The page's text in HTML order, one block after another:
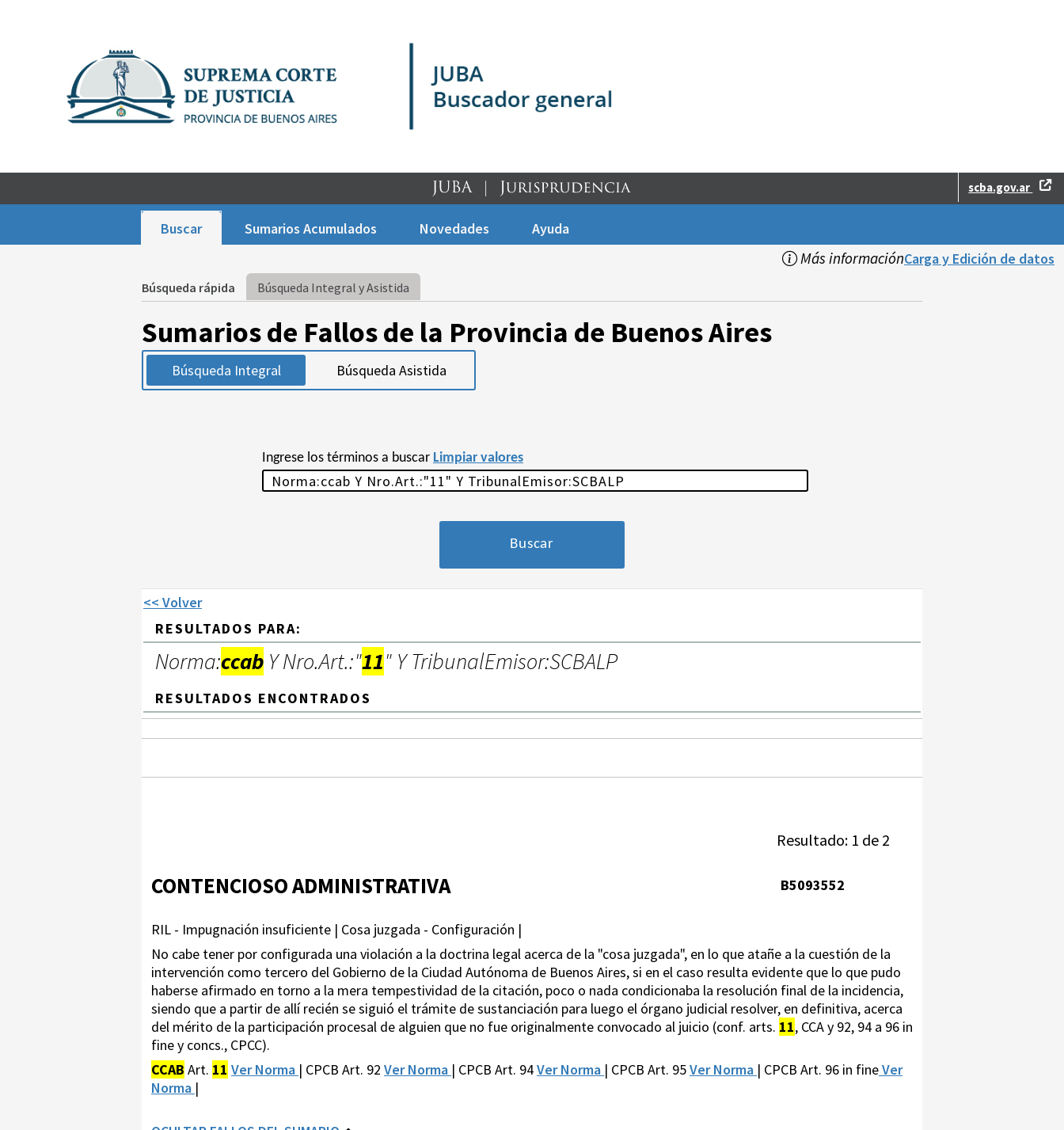
scba.gov.ar
Buscar Sumarios Acumulados Novedades Ayuda
Más informaciónCarga y Edición de datos
Búsqueda rápida Búsqueda Integral y Asistida
Sumarios de Fallos de la Provincia de Buenos Aires
Búsqueda Integral Búsqueda Asistida
Ingrese los términos a buscar Limpiar valores
<< Volver
RESULTADOS PARA:
Norma:ccab Y Nro.Art.:"11" Y TribunalEmisor:SCBALP
RESULTADOS ENCONTRADOS
Resultado: 1 de 2
CONTENCIOSO ADMINISTRATIVA B5093552
RIL - Impugnación insuficiente | Cosa juzgada - Configuración |
No cabe tener por configurada una violación a la doctrina legal acerca de la "cosa juzgada", en lo que atañe a la cuestión de la
intervención como tercero del Gobierno de la Ciudad Autónoma de Buenos Aires, si en el caso resulta evidente que lo que pudo
haberse afirmado en torno a la mera tempestividad de la citación, poco o nada condicionaba la resolución final de la incidencia,
siendo que a partir de allí recién se siguió el trámite de sustanciación para luego el órgano judicial resolver, en definitiva, acerca
del mérito de la participación procesal de alguien que no fue originalmente convocado al juicio (conf. arts. 11, CCA y 92, 94 a 96 in
fine y concs., CPCC).
CCAB Art. 11 Ver Norma | CPCB Art. 92 Ver Norma | CPCB Art. 94Ver Norma | CPCB Art. 95Ver Norma | CPCB Art. 96 in fineVer
Norma |